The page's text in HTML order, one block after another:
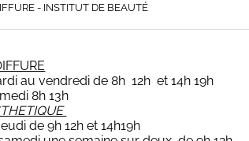
- INSTITUT DE BEAUTÉ
au vendredi de 8h 12h et 14h 19h
8h 13h
de 9h 12h et 14h19h